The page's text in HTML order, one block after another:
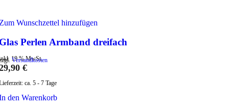
Wunschzettel hinzufügen
Perlen Armband dreifach
19 % MwSt.
Versandkosten
€
ca. 5 - 7 Tage
den Warenkorb